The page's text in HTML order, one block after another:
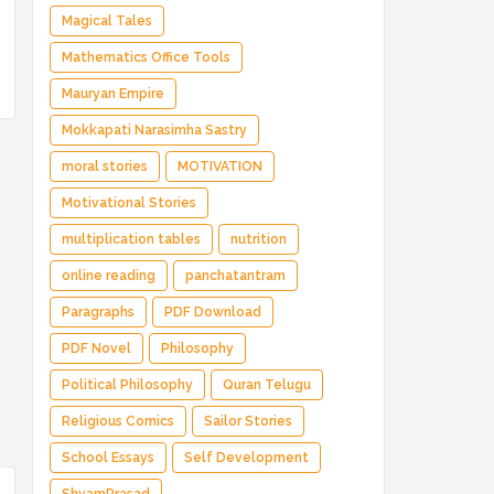
Magical Tales
Mathematics Office Tools
Mauryan Empire
Mokkapati Narasimha Sastry
moral stories MOTIVATION
Motivational Stories
multiplication tables nutrition
online reading panchatantram
Paragraphs PDF Download
PDF Novel Philosophy
Political Philosophy Quran Telugu
Religious Comics Sailor Stories
School Essays Self Development